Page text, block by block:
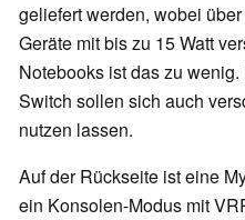
geliefert werden, wobei
Geräte mit bis zu 15 Watt
Notebooks ist das zu
Switch sollen sich auch
nutzen lassen.
Auf der Rückseite ist eine
ein Konsolen-Modus mit